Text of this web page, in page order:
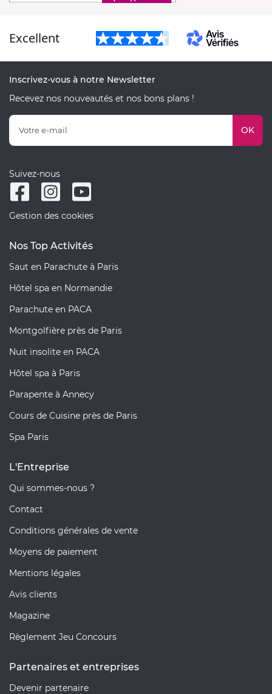
Excellent
Inscrivez-vous à notre Newsletter
Recevez nos nouveautés et nos bons plans !
OK
Suivez-nous
Gestion des cookies
Nos Top Activités
Saut en Parachute à Paris
Hôtel spa en Normandie
Parachute en PACA
Montgolfière près de Paris
Nuit insolite en PACA
Hôtel spa à Paris
Parapente à Annecy
Cours de Cuisine près de Paris
Spa Paris
L'Entreprise
Qui sommes-nous ?
Contact
Conditions générales de vente
Moyens de paiement
Mentions légales
Avis clients
Magazine
Règlement Jeu Concours
Partenaires et entreprises
Devenir partenaire